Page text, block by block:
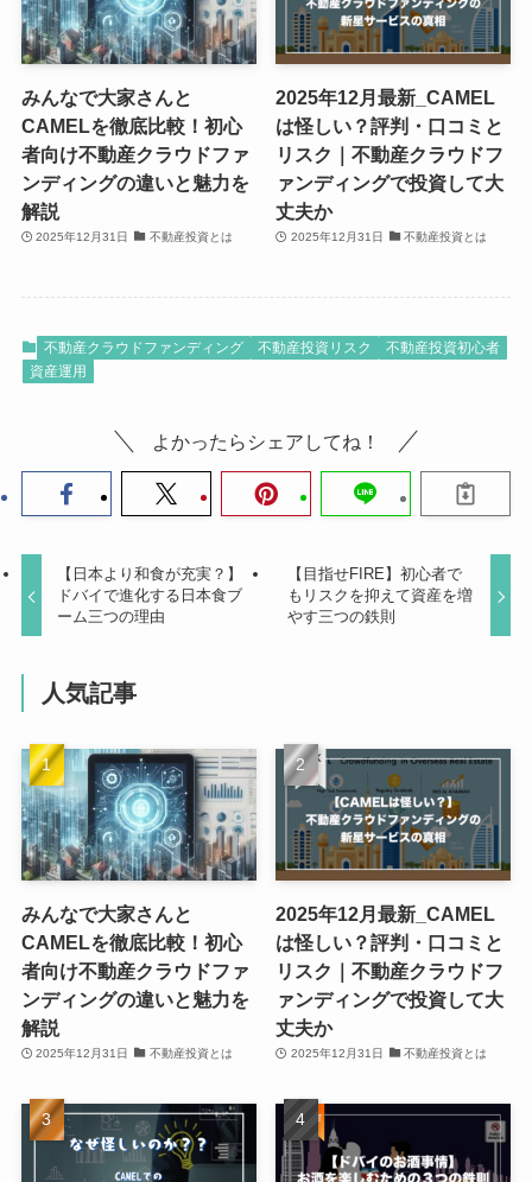
みんなで大家さんと
CAMELを徹底比較！初心
者向け不動産クラウドファ
ンディングの違いと魅力を
解説
2025年12月31日 不動産投資とは
2025年12月最新_CAMEL
は怪しい？評判・口コミと
リスク｜不動産クラウドフ
ァンディングで投資して大
丈夫か
2025年12月31日 不動産投資とは
不動産クラウドファンディング 不動産投資リスク
不動産投資初心者
資産運用
よかったらシェアしてね！
【日本より和食が充実？】
ドバイで進化する日本食ブ
ーム三つの理由
【目指せFIRE】初心者で
もリスクを抑えて資産を増
やす三つの鉄則
人気記事
みんなで大家さんと
CAMELを徹底比較！初心
者向け不動産クラウドファ
ンディングの違いと魅力を
解説
2025年12月31日 不動産投資とは
2025年12月最新_CAMEL
は怪しい？評判・口コミと
リスク｜不動産クラウドフ
ァンディングで投資して大
丈夫か
2025年12月31日 不動産投資とは